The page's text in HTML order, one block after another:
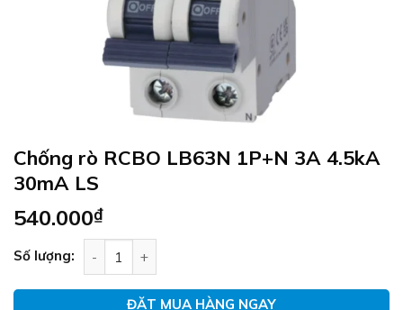
Chống rò RCBO LB63N 1P+N 3A 4.5kA
30mA LS
540.000₫
Số lượng:
ĐẶT MUA HÀNG NGAY